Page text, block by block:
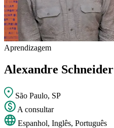
Aprendizagem
Alexandre Schneider
São Paulo, SP
A consultar
Espanhol, Inglês, Português